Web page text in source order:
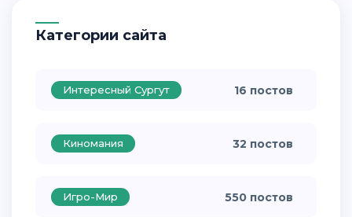
Категории сайта
Интересный Сургут 16 постов
Киномания 32 постов
Игро-Мир 550 постов